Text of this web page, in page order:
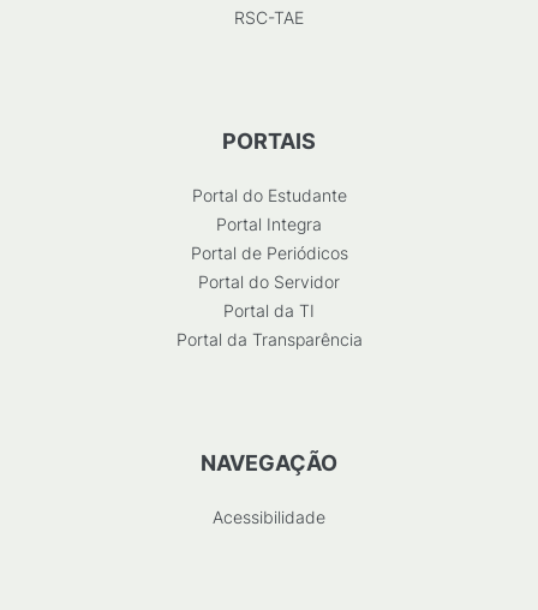
RSC-TAE
PORTAIS
Portal do Estudante
Portal Integra
Portal de Periódicos
Portal do Servidor
Portal da TI
Portal da Transparência
NAVEGAÇÃO
Acessibilidade